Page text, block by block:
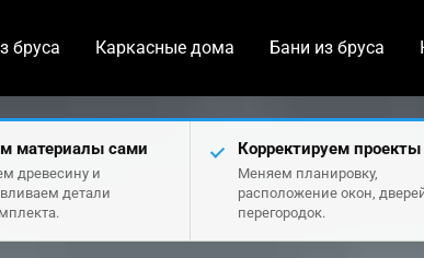
бруса Каркасные дома Бани из бруса
материалы сами
древесину и
детали
Корректируем проекты
Меняем планировку,
расположение окон,
перегородок.